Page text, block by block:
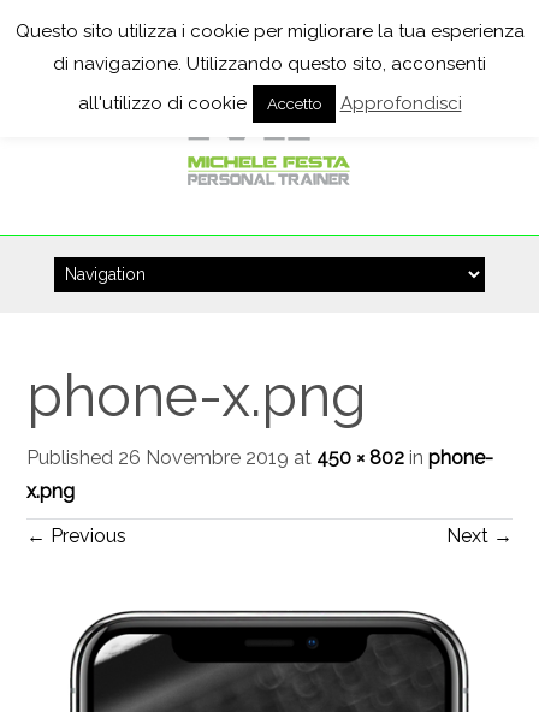
phone-x.png
Published 26 Novembre 2019 at 450 × 802 inphone-
x.png
← Previous Next →
Questo sito utilizza i cookie per migliorare la tua esperienza
di navigazione. Utilizzando questo sito, acconsenti
all'utilizzo di cookie
Accetto Approfondisci